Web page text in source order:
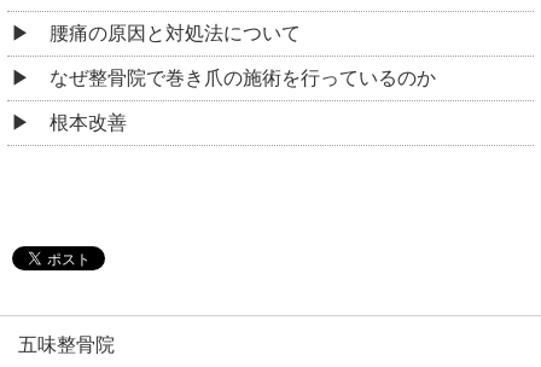
腰痛の原因と対処法について
なぜ整骨院で巻き爪の施術を行っているのか
根本改善
五味整骨院